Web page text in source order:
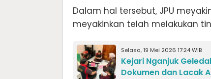
Dalam hal tersebut, JPU
meyakinkan telah melakukan
Selasa, 19 Mei 2026 17:24 WIB
Kejari Nganjuk
Dokumen dan Lacak